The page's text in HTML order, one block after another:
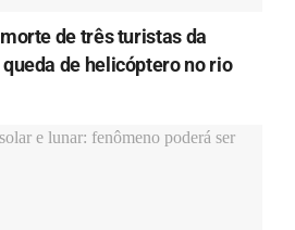
de três turistas da
de helicóptero no rio